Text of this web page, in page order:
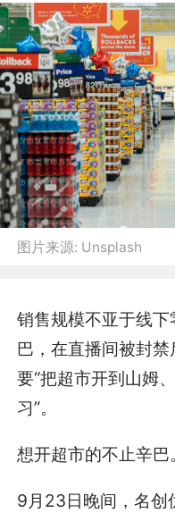
图片来源: Unsplash
销售规模不亚于线下
巴，在直播间被封禁
要“把超市开到山姆
习”。
想开超市的不止辛巴
9月23日晚间，名创